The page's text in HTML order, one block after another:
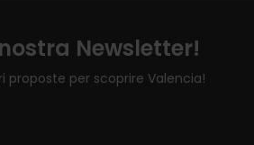
Newsletter!
proposte per scoprire Valencia!